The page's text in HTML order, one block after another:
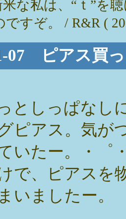
な私は、“ｔ”を
ですぞ。 / R&R (
07 ピアス買
としっぱなし
ピアス。気が
いたー。・゜
で、ピアスを
いましたー。